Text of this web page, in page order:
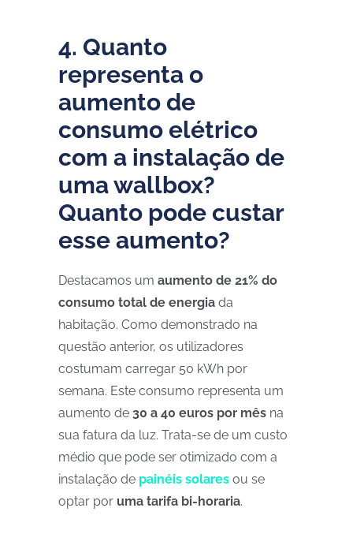
4. Quanto
representa o
aumento de
consumo elétrico
com a instalação de
uma wallbox?
Quanto pode custar
esse aumento?
Destacamos um aumento de 21% do
consumo total de energia da
habitação. Como demonstrado na
questão anterior, os utilizadores
costumam carregar 50 kWh por
semana. Este consumo representa um
aumento de 30 a 40 euros por mês na
sua fatura da luz. Trata-se de um custo
médio que pode ser otimizado com a
instalação de painéis solares ou se
optar por uma tarifa bi-horaria.